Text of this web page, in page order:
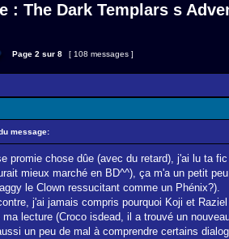
: The Dark Templars s
Page 2 sur 8 [ 108 messages ]
message:
promie chose dûe (avec du retard), j'ai lu ta
mieux marché en BD^^), ça m'a un petit
le Clown ressucitant comme un Phénix?).
j'ai jamais compris pourquoi Koji et
ma lecture (Croco isdead, il a trouvé un
un peu de mal à comprendre certains